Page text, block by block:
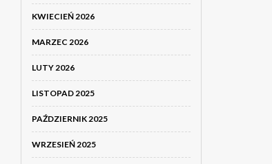
KWIECIEŃ 2026
MARZEC 2026
LUTY 2026
LISTOPAD 2025
PAŹDZIERNIK 2025
WRZESIEŃ 2025